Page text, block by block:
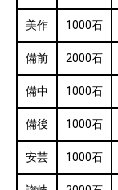
美作 1000石
備前 2000石
備中 1000石
備後 1000石
安芸 1000石